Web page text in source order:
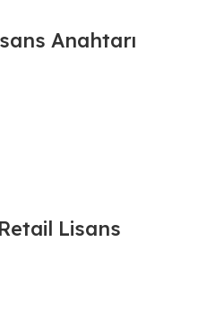
Anahtarı
Lisans